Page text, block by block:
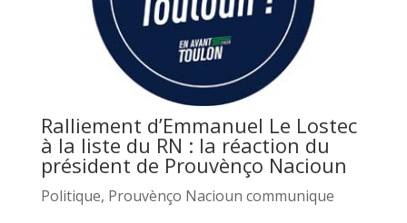
Ralliement d’Emmanuel Le Lostec
à la liste du RN : la réaction du
président de Prouvènço Nacioun
Politique, Prouvènço Nacioun communique